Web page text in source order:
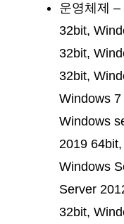
운영체제
32bit,
32bit,
32bit,
Windows
Windows
2019
Windows
Server
32bit,